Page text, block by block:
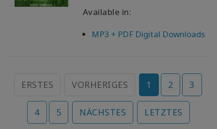
Available in:
MP3 + PDF Digital Downloads
ERSTES VORHERIGES 1 2 3
4 5 NÄCHSTES LETZTES